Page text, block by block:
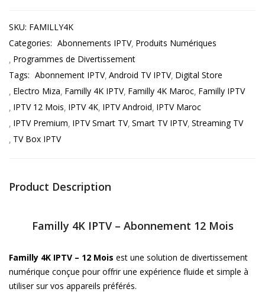
SKU: FAMILLY4K
Categories: Abonnements IPTV Produits Numériques
Programmes de Divertissement
Tags: Abonnement IPTV Android TV IPTV Digital Store
Electro Miza Familly 4K IPTV Familly 4K Maroc Familly IPTV
IPTV 12 Mois IPTV 4K IPTV Android IPTV Maroc
IPTV Premium IPTV Smart TV Smart TV IPTV Streaming TV
TV Box IPTV
Product Description
Familly 4K IPTV – Abonnement 12 Mois
Familly 4K IPTV – 12 Mois est une solution de divertissement
numérique conçue pour offrir une expérience fluide et simple à
utiliser sur vos appareils préférés.